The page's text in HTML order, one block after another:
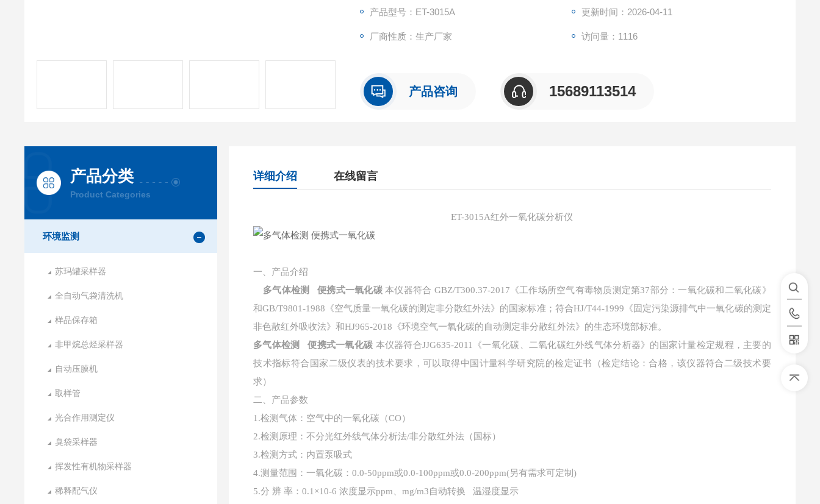
产品型号：ET-3015A 更新时间：2026-04-11
厂商性质：生产厂家 访问量：1116
产品咨询 15689113514
产品分类
Product Categories
环境监测
苏玛罐采样器
全自动气袋清洗机
样品保存箱
非甲烷总烃采样器
自动压膜机
取样管
光合作用测定仪
臭袋采样器
挥发性有机物采样器
稀释配气仪
详细介绍 在线留言
ET-3015A红外一氧化碳分析仪
一、 产品介绍
多气体检测 便携式一氧化碳本仪器符合 GBZ/T300.37-2017《工作场所空气有毒物质测定第37部分：一氧化碳和二氧化碳》
和GB/T9801-1988《空气质量一氧化碳的测定非分散红外法》的国家标准；符合HJ/T44-1999《固定污染源排气中一氧化碳的测定
非色散红外吸收法》和HJ965-2018《环境空气一氧化碳的自动测定非分散红外法》的生态环境部标准。
多气体检测 便携式一氧化碳 本仪器符合JJG635-2011《一氧化碳、二氧化碳红外线气体分析器》的国家计量检定规程，主要的
技术指标符合国家二级仪表的技术要求，可以取得中国计量科学研究院的检定证书（检定结论：合格，该仪器符合二级技术要
求）
二、 产品参数
1.检测气体：空气中的一氧化碳（CO）
2.检测原理：不分光红外线气体分析法/非分散红外法（国标）
3.检测方式：内置泵吸式
4.测量范围：一氧化碳：0.0-50ppm或0.0-100ppm或0.0-200ppm(另有需求可定制)
5.分 辨 率：0.1×10-6 浓度显示ppm、mg/m3自动转换 温湿度显示